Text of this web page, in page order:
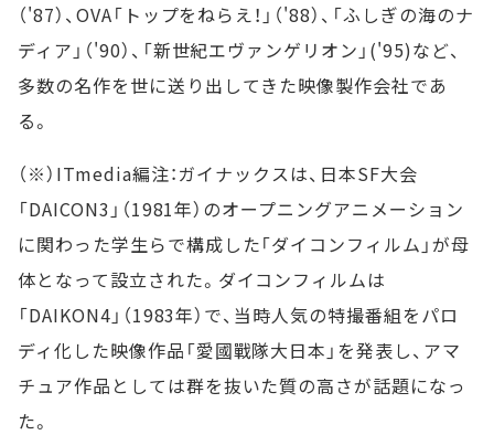
（'87）、OVA「トップをねらえ！」（'88）、「ふしぎの海のナ
ディア」（'90）、「新世紀エヴァンゲリオン」('95)など、
多数の名作を世に送り出してきた映像製作会社であ
る。
（※）ITmedia編注：ガイナックスは、日本SF大会
「DAICON3」（1981年）のオープニングアニメーション
に関わった学生らで構成した「ダイコンフィルム」が母
体となって設立された。ダイコンフィルムは
「DAIKON4」（1983年）で、当時人気の特撮番組をパロ
ディ化した映像作品「愛國戰隊大日本」を発表し、アマ
チュア作品としては群を抜いた質の高さが話題になっ
た。